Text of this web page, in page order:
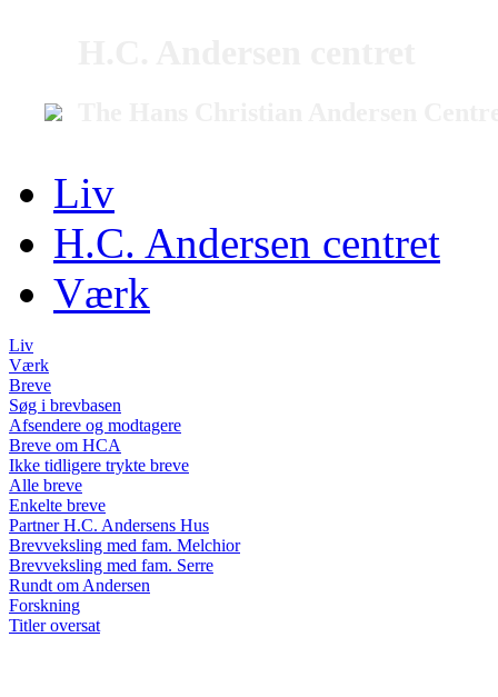
Liv
H.C. Andersen centret
Værk
Liv
Værk
Breve
Søg i brevbasen
Afsendere og modtagere
Breve om HCA
Ikke tidligere trykte breve
Alle breve
Enkelte breve
Partner H.C. Andersens Hus
Brevveksling med fam. Melchior
Brevveksling med fam. Serre
Rundt om Andersen
Forskning
Titler oversat